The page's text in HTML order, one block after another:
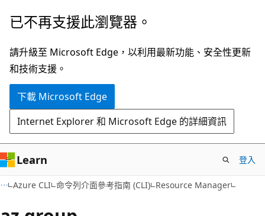
跳
主
要
內
跳
頁
面
內
覽
已不再支援此瀏覽器。
請升級至 Microsoft Edge，以利用最新功能、安全性更新
和技術支援。
下載 Microsoft Edge
Internet Explorer 和 Microsoft Edge 的詳細資訊
Learn 登入
Azure CLI 命令列介面參考指南 (CLI) Resource Manager